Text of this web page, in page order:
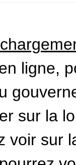
ligne,
sur la
voir sur